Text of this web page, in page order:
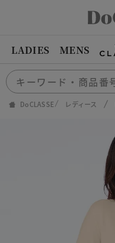
LADIES MENS
DoCLASSE レディース